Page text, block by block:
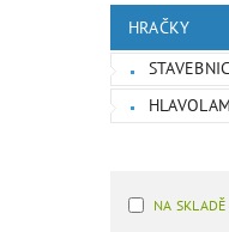
HRAČKY
NA SKLADĚ